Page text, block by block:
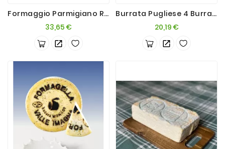
Passate
Vini
Formaggio Parmigiano Reggiano DOP 24mesi 1 Kg
33,65 €Prezzo
Burrata Pugliese 4 Burratine X 1kg
20,19 €Prezzo